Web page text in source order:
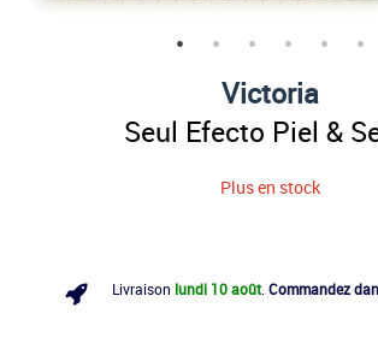
Victoria
Seul Efecto Piel &
Plus en stock
Livraison lundi 10 août Commandez